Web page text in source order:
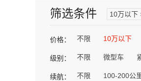
筛选条件 10万以下
价格： 不限 10万以下
级别： 不限 微型车
续航： 不限 100-200公